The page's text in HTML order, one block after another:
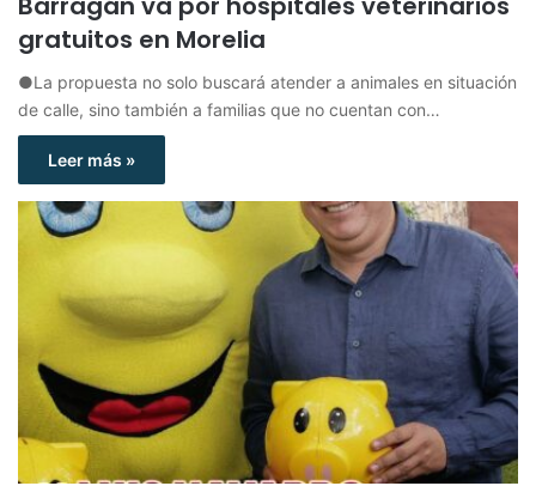
gratuitos en Morelia
●La propuesta no solo buscará atender a animales en situación
de calle, sino también a familias que no cuentan con…
Leer más »